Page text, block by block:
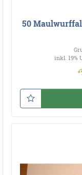
50
inkl. 19%